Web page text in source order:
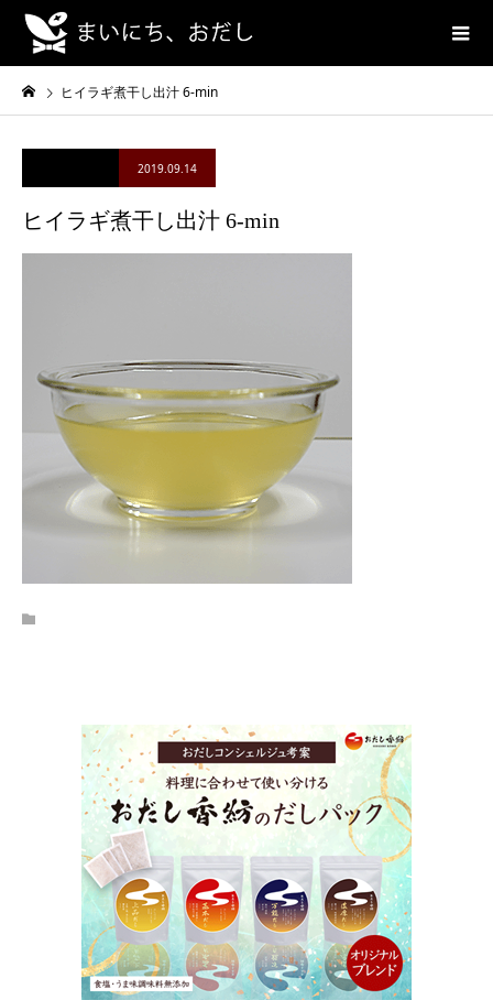
ヒイラギ煮干し出汁 6-min
2019.09.14
ヒイラギ煮干し出汁 6-min